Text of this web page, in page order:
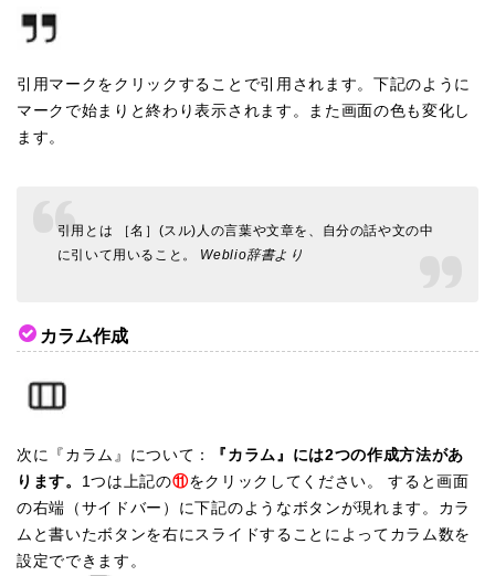
引用マークをクリックすることで引用されます。下記のように
マークで始まりと終わり表示されます。また画面の色も変化し
ます。
引用とは ［名］(スル)人の言葉や文章を、自分の話や文の中
に引いて用いること。 Weblio辞書より
カラム作成
次に『カラム』について：
『カラム』には2つの作成方法があ
ります。 1つは上記の⑪をクリックしてください。 すると画面
の右端（サイドバー）に下記のようなボタンが現れます。カラ
ムと書いたボタンを右にスライドすることによってカラム数を
設定でできます。